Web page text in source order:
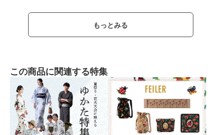
もっとみる
この商品に関連する特集